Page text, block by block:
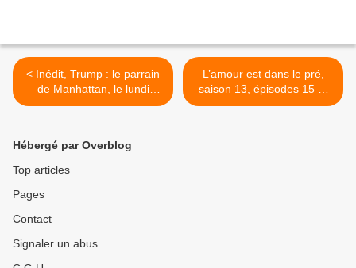
< Inédit, Trump : le parrain
de Manhattan, le lundi
08/10/2018 à 21h00 sur
L’amour est dans le pré,
saison 13, épisodes 15 et
16, ce soir à 21h00 sur M6
Hébergé par Overblog
Top articles
Pages
Contact
Signaler un abus